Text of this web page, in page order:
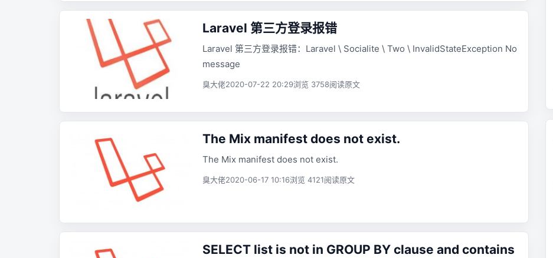
Laravel 第三方登录报错
Laravel 第三方登录报错：Laravel \ Socialite \ Two \ InvalidStateException No
message
臭大佬2020-07-22 20:29浏览 3758阅读原文
The Mix manifest does not exist.
The Mix manifest does not exist.
臭大佬2020-06-17 10:16浏览 4121阅读原文
SELECT list is not in GROUP BY clause and contains